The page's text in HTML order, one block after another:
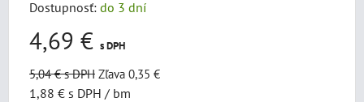
Dostupnosť: do 3 dní
4,69 € s DPH
5,04 €s DPH Zľava 0,35 €
1,88 € s DPH / bm